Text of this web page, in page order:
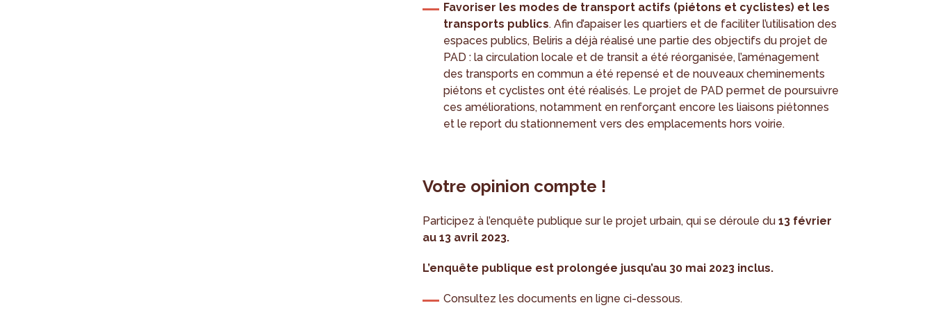
Favoriser les modes de transport actifs (piétons et cyclistes) et les
transports publics. Afin d’apaiser les quartiers et de faciliter l’utilisation des
espaces publics, Beliris a déjà réalisé une partie des objectifs du projet de
PAD : la circulation locale et de transit a été réorganisée, l’aménagement
des transports en commun a été repensé et de nouveaux cheminements
piétons et cyclistes ont été réalisés. Le projet de PAD permet de poursuivre
ces améliorations, notamment en renforçant encore les liaisons piétonnes
et le report du stationnement vers des emplacements hors voirie.
Votre opinion compte !
Participez à l’enquête publique sur le projet urbain, qui se déroule du13 février
au 13 avril 2023.
L’enquête publique est prolongée jusqu’au 30 mai 2023 inclus.
Consultez les documents en ligne ci-dessous.